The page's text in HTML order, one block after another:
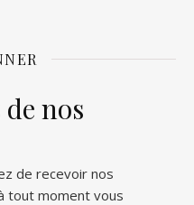
nos
de recevoir nos
tout moment vous